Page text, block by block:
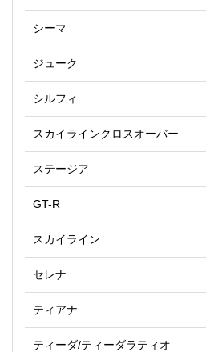
シーマ
ジューク
シルフィ
スカイラインクロスオーバー
ステージア
GT-R
スカイライン
セレナ
ティアナ
ティーダ/ティーダラティオ